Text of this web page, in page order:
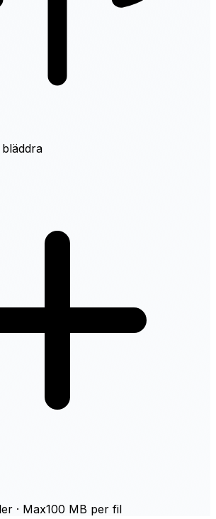
· Max100 MB per fil